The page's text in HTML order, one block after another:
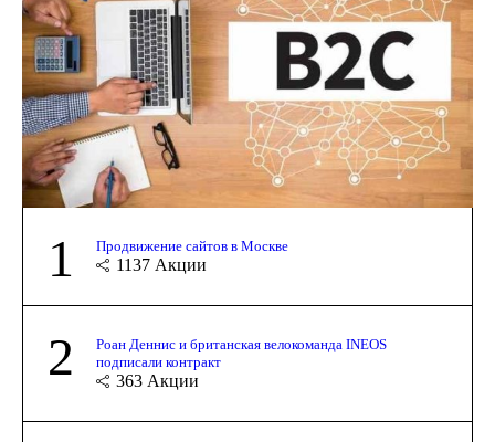
1 Продвижение сайтов в Москве
1137 Акции
2
Роан Деннис и британская велокоманда INEOS
подписали контракт
363 Акции